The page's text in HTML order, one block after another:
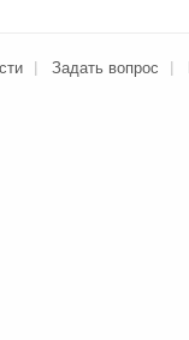
Задать вопрос